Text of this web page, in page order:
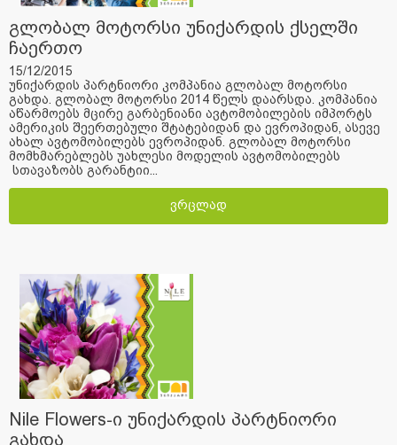
გლობალ მოტორსი უნიქარდის ქსელში
ჩაერთო
15/12/2015
უნიქარდის პარტნიორი კომპანია გლობალ მოტორსი
გახდა. გლობალ მოტორსი 2014 წელს დაარსდა. კომპანია
აწარმოებს მცირე გარბენიანი ავტომობილების იმპორტს
ამერიკის შეერთებული შტატებიდან და ევროპიდან, ასევე
ახალ ავტომობილებს ევროპიდან. გლობალ მოტორსი
მომხმარებლებს უახლესი მოდელის ავტომობილებს
სთავაზობს გარანტიი...
ვრცლად
Nile Flowers-ი უნიქარდის პარტნიორი
გახდა